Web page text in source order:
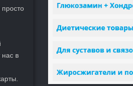
в